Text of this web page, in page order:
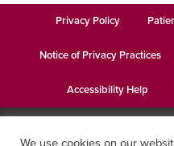
Privacy Policy
Notice of Privacy Practices
Accessibility Help
© 2026Keystone Health·
We use cookies on our